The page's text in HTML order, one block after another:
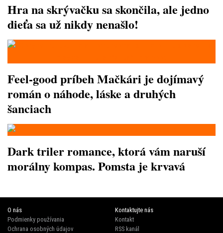
Hra na skrývačku sa skončila, ale jedno
dieťa sa už nikdy nenašlo!
Feel-good príbeh Mačkári je dojímavý
román o náhode, láske a druhých
šanciach
Dark triler romance, ktorá vám naruší
morálny kompas. Pomsta je krvavá
O nás
Podmienky používania
Ochrana osobných údajov
Kontaktujte nás
Kontakt
RSS kanál